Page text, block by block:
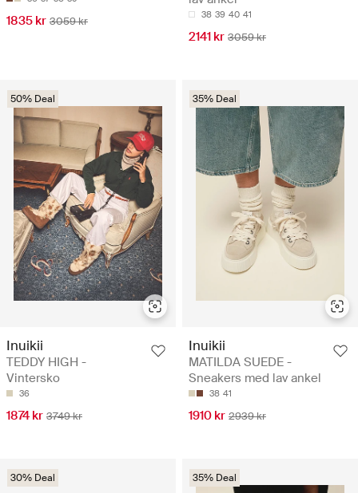
1835 kr 3059 kr 38 39 40 41
2141 kr 3059 kr
50% Deal
Inuikii
TEDDY HIGH -
Vintersko
36
1874 kr 3749 kr
35% Deal
Inuikii
MATILDA SUEDE -
Sneakers med lav ankel
38 41
1910 kr 2939 kr
30% Deal 35% Deal